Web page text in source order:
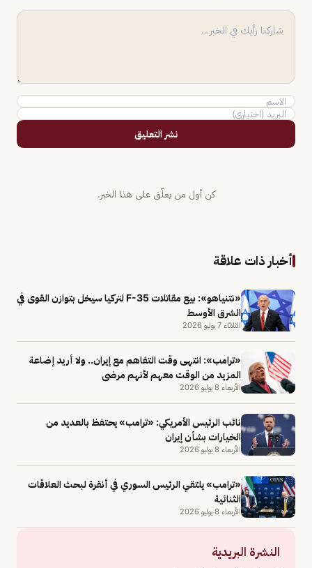
نشر التعليق
كن أول من يعلّق على هذا الخبر.
أخبار ذات علاقة
«نتنياهو»: بيع مقاتلات F-35 لتركيا سيخل بتوازن القوى في
الشرق الأوسط
الثلاثاء 7 يوليو 2026
«ترامب»: انتهى وقت التفاهم مع إيران.. ولا أريد إضاعة
المزيد من الوقت معهم لأنهم مرضى
الأربعاء 8 يوليو 2026
نائب الرئيس الأمريكي: «ترامب» يحتفظ بالعديد من
الخيارات بشأن إيران
الأربعاء 8 يوليو 2026
«ترامب» يلتقي الرئيس السوري في أنقرة لبحث العلاقات
الثنائية
الأربعاء 8 يوليو 2026
النشرة البريدية